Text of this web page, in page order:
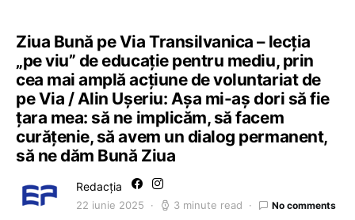
Ziua Bună pe Via Transilvanica – lecția
„pe viu” de educație pentru mediu, prin
cea mai amplă acțiune de voluntariat de
pe Via / Alin Ușeriu: Așa mi-aș dori să fie
țara mea: să ne implicăm, să facem
curățenie, să avem un dialog permanent,
să ne dăm Bună Ziua
Redacția
22 iunie 2025 3 minute read No comments